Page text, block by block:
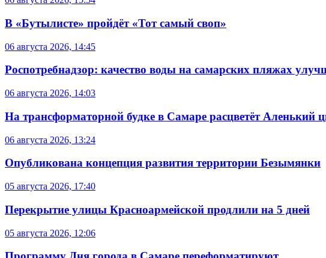
В «Бутылисте» пройдёт «Тот самый своп»
06 августа 2026, 14:45
Роспотребнадзор: качество воды на самарских пляжах
06 августа 2026, 14:03
На трансформаторной будке в Самаре расцветёт Аленький
06 августа 2026, 13:24
Опубликована концепция развития территории Безымянки
05 августа 2026, 17:40
Перекрытие улицы Красноармейской продлили на 5 дней
05 августа 2026, 12:06